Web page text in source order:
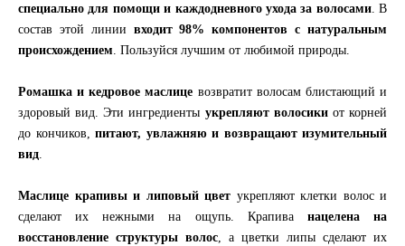
специально для помощи и каждодневного ухода за волосами. В
состав этой линии входит 98% компонентов с натуральным
происхождением . Пользуйся лучшим от любимой природы.
Ромашка и кедровое маслице возвратит волосам блистающий и
здоровый вид. Эти ингредиенты укрепляют волосикиот корней
до кончиков, питают, увлажняю и возвращают изумительный
вид
Маслице крапивы и липовый цвет укрепляют клетки волос и
сделают их нежными на ощупь. Крапива нацелена на
восстановление структуры волос , а цветки липы сделают их